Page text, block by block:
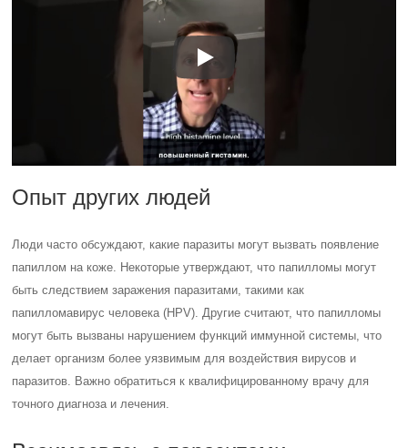
Опыт других людей
Люди часто обсуждают, какие паразиты могут вызвать появление
папиллом на коже. Некоторые утверждают, что папилломы могут
быть следствием заражения паразитами, такими как
папилломавирус человека (HPV). Другие считают, что папилломы
могут быть вызваны нарушением функций иммунной системы, что
делает организм более уязвимым для воздействия вирусов и
паразитов. Важно обратиться к квалифицированному врачу для
точного диагноза и лечения.